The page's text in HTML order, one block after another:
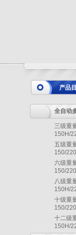
产品
全自动
三级重
150H/
五级重
150/
六级重
150/
八级重
150H/
十级重
150/
十二级
150H/